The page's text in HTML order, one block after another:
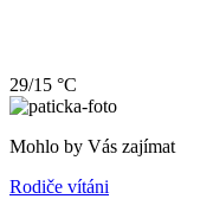
29/15 °C
Mohlo by Vás zajímat
Rodiče vítáni